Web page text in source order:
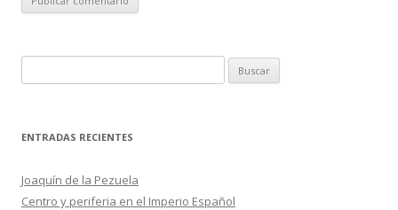
u
c
r
:
ENTRADAS RECIENTES
Joaquín de la Pezuela
Centro y periferia en el Imperio Español